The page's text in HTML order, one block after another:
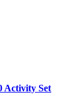
Activity Set